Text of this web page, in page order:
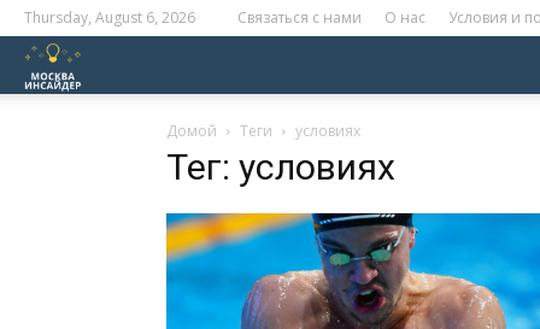
Thursday, August 6, 2026 Связаться с нами О нас Условия и
Домой Теги условиях
Тег: условиях